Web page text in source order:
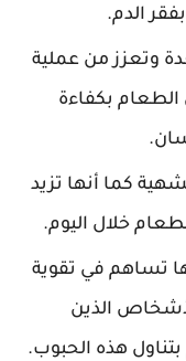
الدم.
وتعزز من عملية
الطعام بكفاءة
كما أنها تزيد
خلال اليوم.
تساهم في تقوية
الذين
هذه الحبوب.